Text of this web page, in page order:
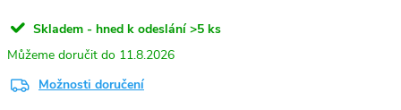
Skladem - hned k odeslání >5 ks
11.8.2026
Možnosti doručení